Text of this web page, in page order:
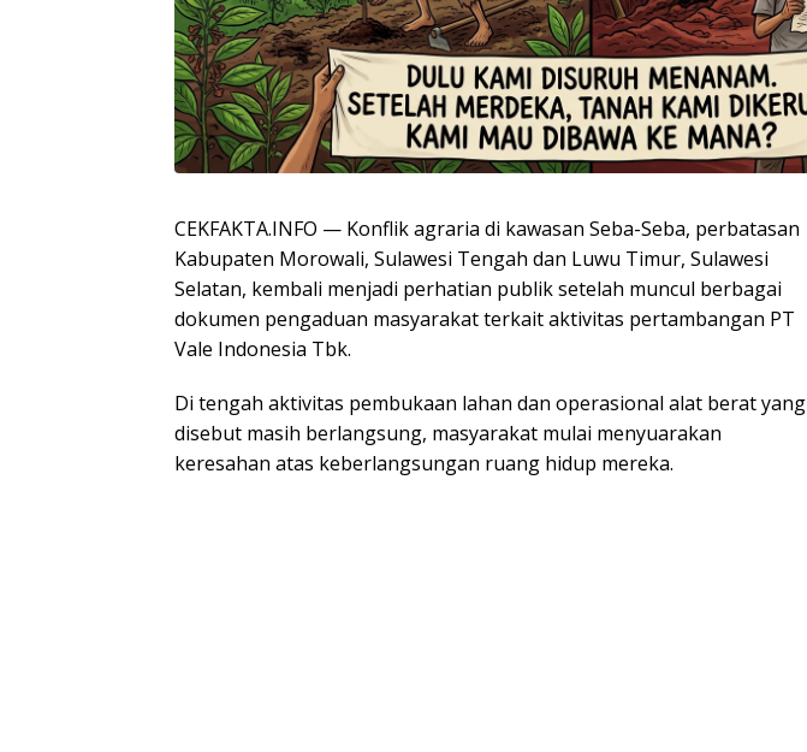
CEKFAKTA.INFO — Konflik agraria di kawasan Seba-Seba, perbatasan
Kabupaten Morowali, Sulawesi Tengah dan Luwu Timur, Sulawesi
Selatan, kembali menjadi perhatian publik setelah muncul berbagai
dokumen pengaduan masyarakat terkait aktivitas pertambangan PT
Vale Indonesia Tbk.
Di tengah aktivitas pembukaan lahan dan operasional alat berat yang
disebut masih berlangsung, masyarakat mulai menyuarakan
keresahan atas keberlangsungan ruang hidup mereka.